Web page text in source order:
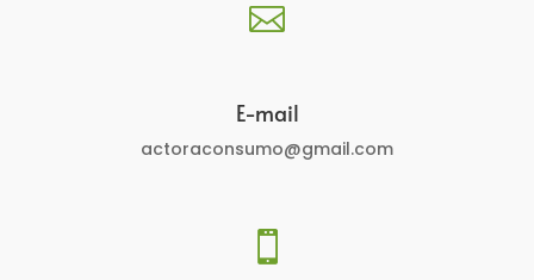

E-mail
actoraconsumo@gmail.com
